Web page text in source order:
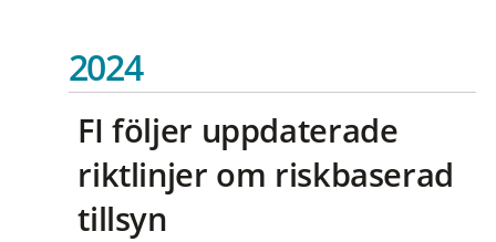
2024
FI följer uppdaterade
riktlinjer om riskbaserad
tillsyn